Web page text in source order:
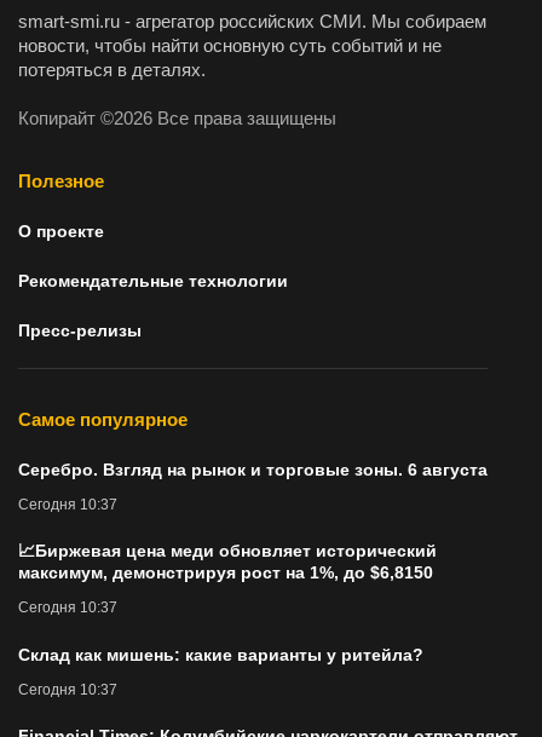
smart-smi.ru - агрегатор российских СМИ. Мы собираем
новости, чтобы найти основную суть событий и не
потеряться в деталях.
Копирайт ©2026 Все права защищены
Полезное
О проекте
Рекомендательные технологии
Пресс-релизы
Самое популярное
Серебро. Взгляд на рынок и торговые зоны. 6 августа
Сегодня 10:37
📈Биржевая цена меди обновляет исторический
максимум, демонстрируя рост на 1%, до $6,8150
Сегодня 10:37
Склад как мишень: какие варианты у ритейла?
Сегодня 10:37